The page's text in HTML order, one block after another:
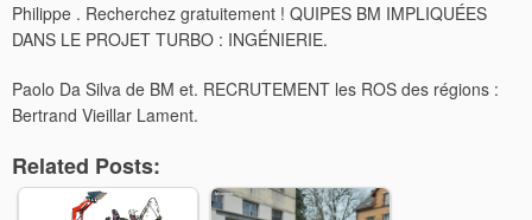
Philippe . Recherchez gratuitement ! QUIPES BM IMPLIQUÉES
DANS LE PROJET TURBO : INGÉNIERIE.
Paolo Da Silva de BM et. RECRUTEMENT les ROS des régions :
Bertrand Vieillar Lament.
Related Posts: